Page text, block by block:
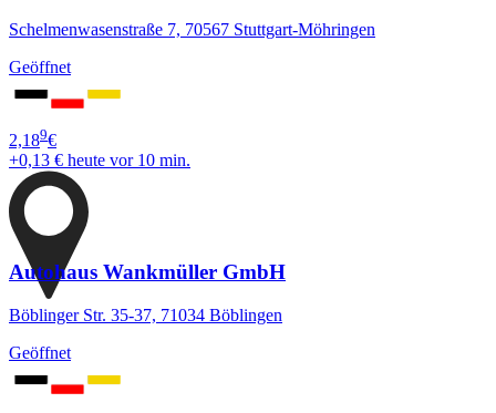
Schelmenwasenstraße 7, 70567 Stuttgart-Möhringen
Geöffnet
2,189€
+0,13 € heute vor 10 min.
Autohaus Wankmüller GmbH
Böblinger Str. 35-37, 71034 Böblingen
Geöffnet